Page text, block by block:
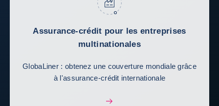
Assurance-crédit pour les entreprises
multinationales
GlobaLiner : obtenez une couverture mondiale grâce
à l'assurance-crédit internationale